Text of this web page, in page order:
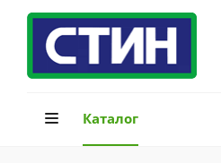
Каталог